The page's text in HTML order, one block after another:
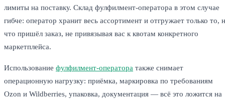
лимиты на поставку. Склад фулфилмент-оператора в этом случае
гибче: оператор хранит весь ассортимент и отгружает только то,
что пришёл заказ, не привязывая вас к квотам конкретного
маркетплейса.
Использование фулфилмент-оператора также снимает
операционную нагрузку: приёмка, маркировка по требованиям
Ozon и Wildberries, упаковка, документация — всё это ложится на